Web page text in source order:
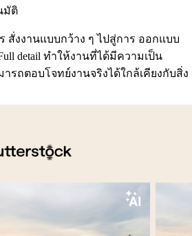
มัติ
สั่งงานแบบกว้าง ๆ ไปสู่การ ออกแบบ
detail ทำให้งานที่ได้มีความเป็น
ารถตอบโจทย์งานจริงได้ใกล้เคียงกับสิ่ง